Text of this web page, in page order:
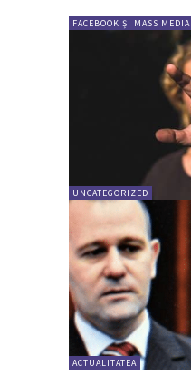
FACEBOOK ȘI MASS MEDIA
UNCATEGORIZED
ACTUALITATEA